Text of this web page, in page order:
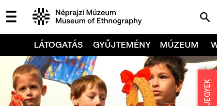
LÁTOGATÁS GYŰJTEMÉNY MÚZEUM
JEGYEK